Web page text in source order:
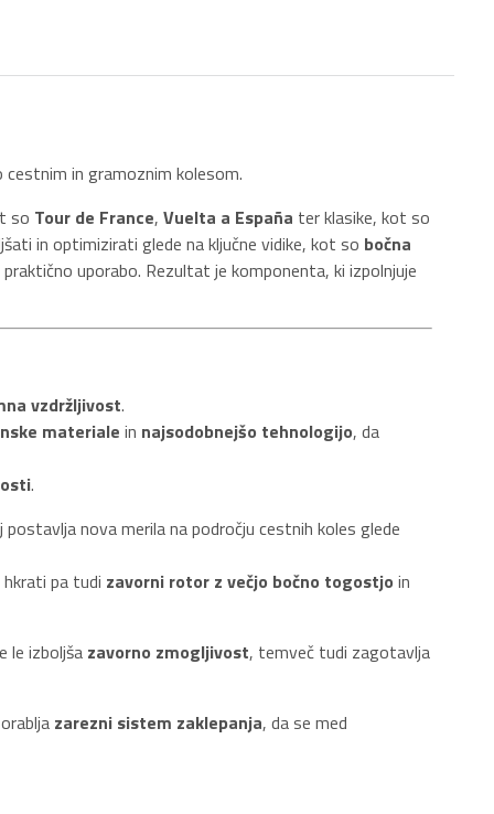
in gramoznim kolesom.
so Tour de France, Vuelta a España ter klasike, kot so
in optimizirati glede na ključne vidike, kot so bočna
uporabo. Rezultat je komponenta, ki izpolnjuje
vzdržljivost.
materiale in najsodobnejšo tehnologijo, da
.
nova merila na področju cestnih koles glede
hkrati pa tudi zavorni rotor z večjo bočno togostjo in
le izboljša zavorno zmogljivost, temveč tudi zagotavlja
zarezni sistem zaklepanja, da se med